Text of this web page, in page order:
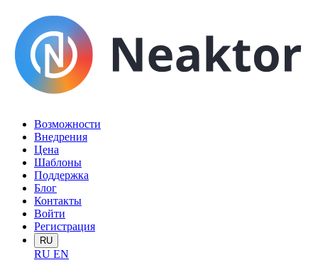
Возможности
Внедрения
Цена
Шаблоны
Поддержка
Блог
Контакты
Войти
Регистрация
RU
RU EN